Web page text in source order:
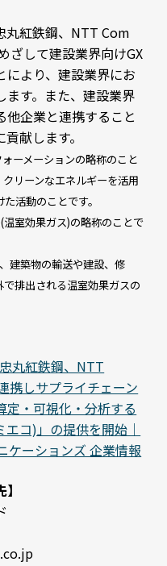
丸紅鉄鋼、NTT Com
ざして建設業界向けGX
により、建設業界にお
ます。また、建設業界
企業と連携すること
献します。
ーメーションの略称のこと
リーンなエネルギーを活用
活動のことです。
室効果ガス)の略称のことで
建築物の輸送や建設、修
排出される温室効果ガスの
丸紅鉄鋼、NTT
携しサプライチェーン
定・可視化・分析する
コ)」の提供を開始｜
ケーションズ 企業情報